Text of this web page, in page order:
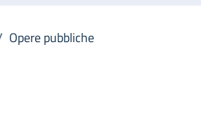
Opere pubbliche